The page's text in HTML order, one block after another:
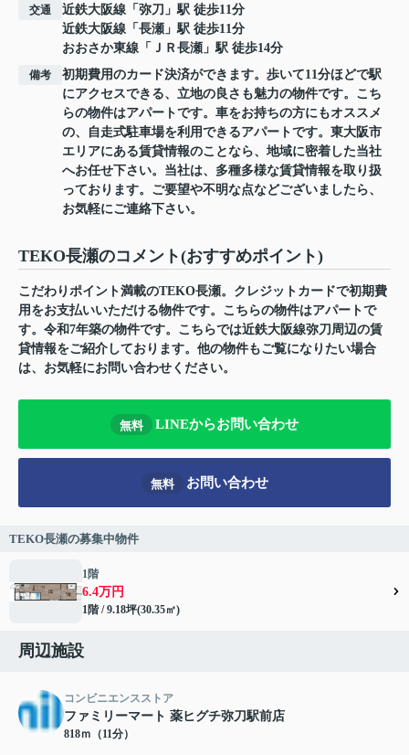
交通 近鉄大阪線 「 弥刀 」駅 徒歩11分
近鉄大阪線 「 長瀬 」駅 徒歩11分
おおさか東線 「 ＪＲ長瀬 」駅 徒歩14分
備考
初期費用のカード決済ができます。歩いて11分ほどで駅
にアクセスできる、立地の良さも魅力の物件です。こち
らの物件はアパートです。車をお持ちの方にもオススメ
の、自走式駐車場を利用できるアパートです。東大阪市
エリアにある賃貸情報のことなら、地域に密着した当社
へお任せ下さい。当社は、多種多様な賃貸情報を取り扱
っております。ご要望や不明な点などございましたら、
お気軽にご連絡下さい。
TEKO長瀬のコメント(おすすめポイント)
こだわりポイント満載のTEKO長瀬。クレジットカードで初期費
用をお支払いいただける物件です。こちらの物件はアパートで
す。令和7年築の物件です。こちらでは近鉄大阪線弥刀周辺の賃
貸情報をご紹介しております。他の物件もご覧になりたい場合
は、お気軽にお問い合わせください。
無料 LINEからお問い合わせ
無料 お問い合わせ
TEKO長瀬の募集中物件
1階
6.4万円
1階 / 9.18坪(30.35㎡)
周辺施設
コンビニエンスストア
ファミリーマート 薬ヒグチ弥刀駅前店
818ｍ（11分）